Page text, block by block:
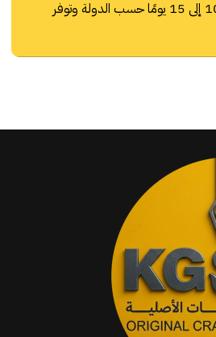
تتراوح مدة الشحن من 10 إلى 15 يومًا حسب الدولة وتوفر